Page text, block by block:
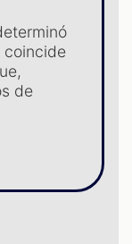
coincide
de